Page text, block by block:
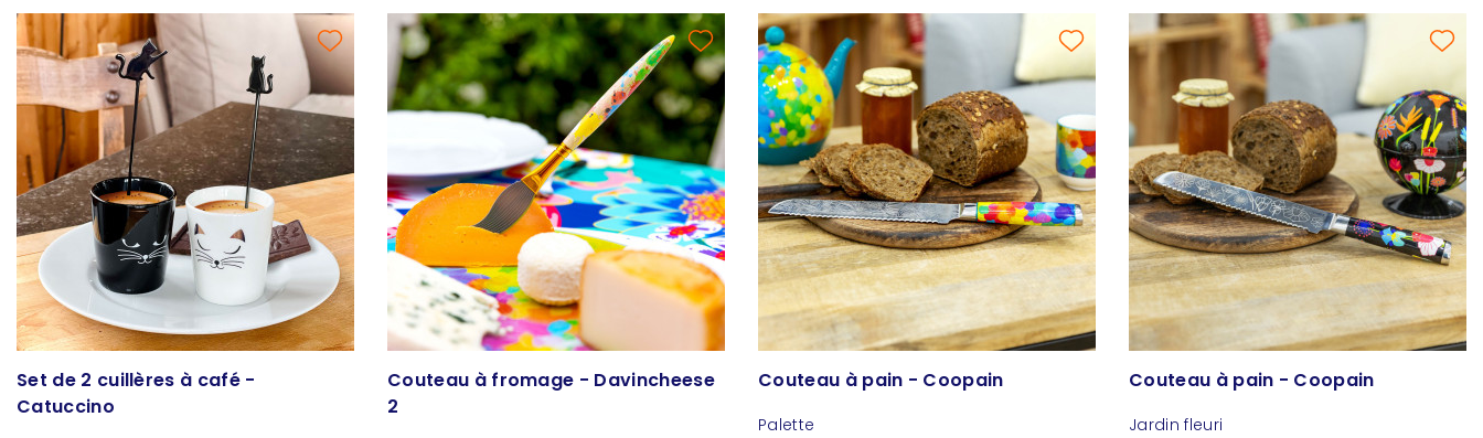
Set de 2 cuillères à café -
Catuccino
Couteau à fromage - Davincheese
2
Couteau à pain - Coopain
Palette
Couteau à pain - Coopain
Jardin fleuri